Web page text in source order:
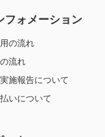
フォメーション
の流れ
流れ
施報告について
いについて